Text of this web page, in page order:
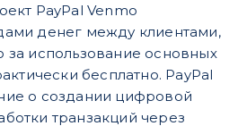
PayPal Venmo
денег между клиентами,
использование основных
бесплатно. PayPal
о создании цифровой
транзакций через